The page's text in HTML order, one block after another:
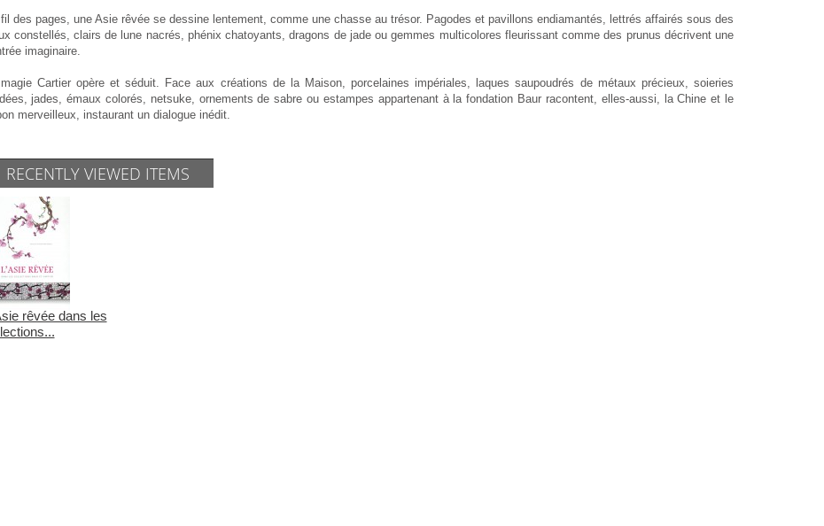
des pages, une Asie rêvée se dessine lentement, comme une chasse au trésor. Pagodes et pavillons endiamantés, lettrés affairés sous des
constellés, clairs de lune nacrés, phénix chatoyants, dragons de jade ou gemmes multicolores fleurissant comme des prunus décrivent une
imaginaire.
Cartier opère et séduit. Face aux créations de la Maison, porcelaines impériales, laques saupoudrés de métaux précieux, soieries
jades, émaux colorés, netsuke, ornements de sabre ou estampes appartenant à la fondation Baur racontent, elles-aussi, la Chine et le
merveilleux, instaurant un dialogue inédit.
RECENTLY VIEWED ITEMS
rêvée dans les